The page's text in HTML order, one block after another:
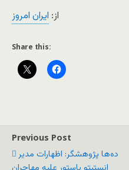
از: ایران امروز
Share this:
Previous Post
ده‌ها پژوهشگر: اظهارات مدیر